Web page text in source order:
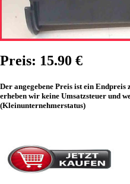
Preis: 15.90 €
Der angegebene Preis ist ein Endpreis
erheben wir keine Umsatzsteuer und
(Kleinunternehmerstatus)